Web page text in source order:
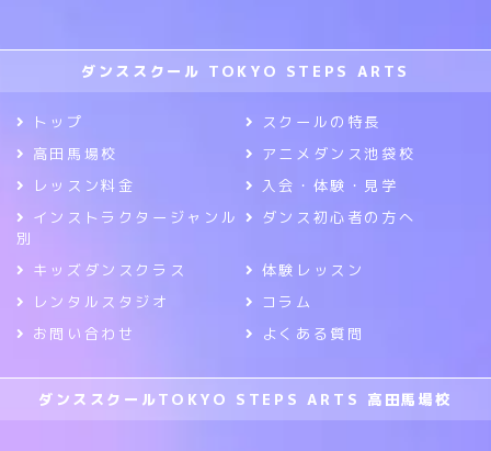
ダンススクール TOKYO STEPS ARTS
トップ
スクールの特長
高田馬場校
アニメダンス池袋校
レッスン料金
入会・体験・見学
インストラクタージャンル
別
ダンス初心者の方へ
キッズダンスクラス
体験レッスン
レンタルスタジオ
コラム
お問い合わせ
よくある質問
ダンススクールTOKYO STEPS ARTS 高田馬場校